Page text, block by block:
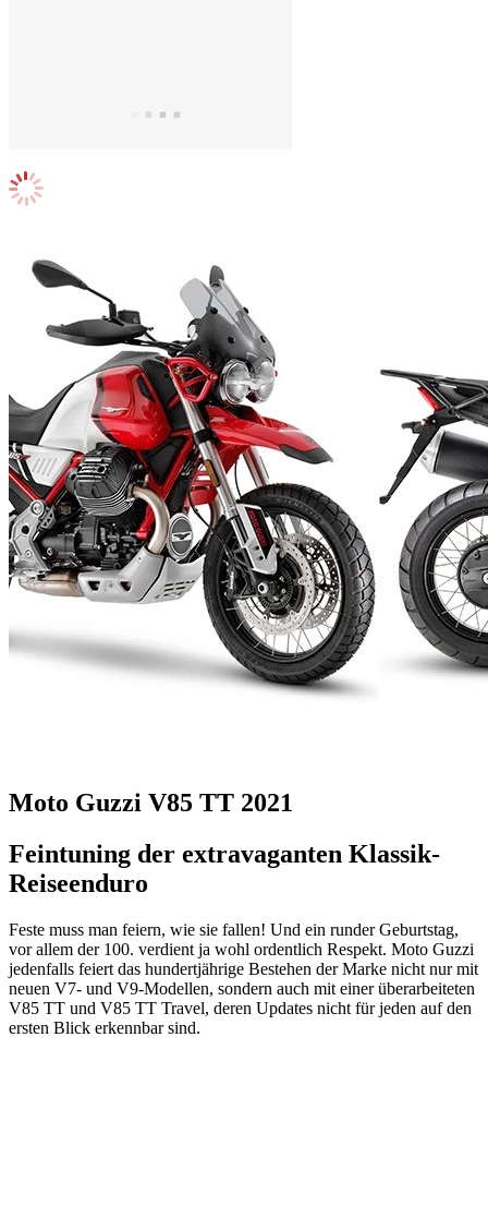
Moto Guzzi V85 TT 2021
Feintuning der extravaganten Klassik-
Reiseenduro
Feste muss man feiern, wie sie fallen! Und ein runder Geburtstag,
vor allem der 100. verdient ja wohl ordentlich Respekt. Moto Guzzi
jedenfalls feiert das hundertjährige Bestehen der Marke nicht nur mit
neuen V7- und V9-Modellen, sondern auch mit einer überarbeiteten
V85 TT und V85 TT Travel, deren Updates nicht für jeden auf den
ersten Blick erkennbar sind.